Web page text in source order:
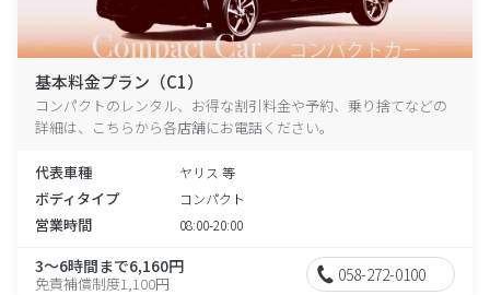
基本料金プラン（C1）
コンパクトのレンタル、お得な割引料金や予約、乗り捨てなどの
詳細は、こちらから各店舗にお電話ください。
代表車種 ヤリス 等
ボディタイプ コンパクト
営業時間 08:00-20:00
3～6時間まで6,160円
免責補償制度1,100円 058-272-0100